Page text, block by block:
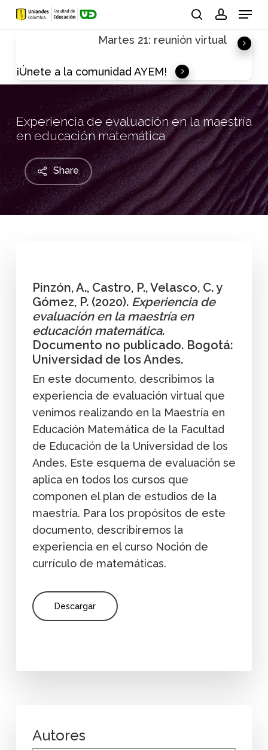
Skip
Menu
Martes 21: reunión virtual
¡Únete a la comunidad AYEM!
Experiencia de evaluación en la maestría
en educación matemática
Share
Pinzón, A., Castro, P., Velasco, C. y
Gómez, P. (2020). Experiencia de
evaluación en la maestría en
educación matemática.
Documento no publicado. Bogotá:
Universidad de los Andes.
En este documento, describimos la
experiencia de evaluación virtual que
venimos realizando en la Maestría en
Educación Matemática de la Facultad
de Educación de la Universidad de los
Andes. Este esquema de evaluación se
aplica en todos los cursos que
componen el plan de estudios de la
maestría. Para los propósitos de este
documento, describiremos la
experiencia en el curso Noción de
currículo de matemáticas.
Descargar
Autores